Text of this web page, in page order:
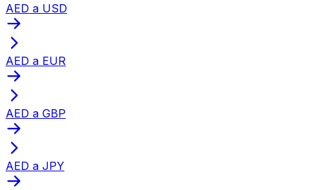
AED a USD
AED a EUR
AED a GBP
AED a JPY